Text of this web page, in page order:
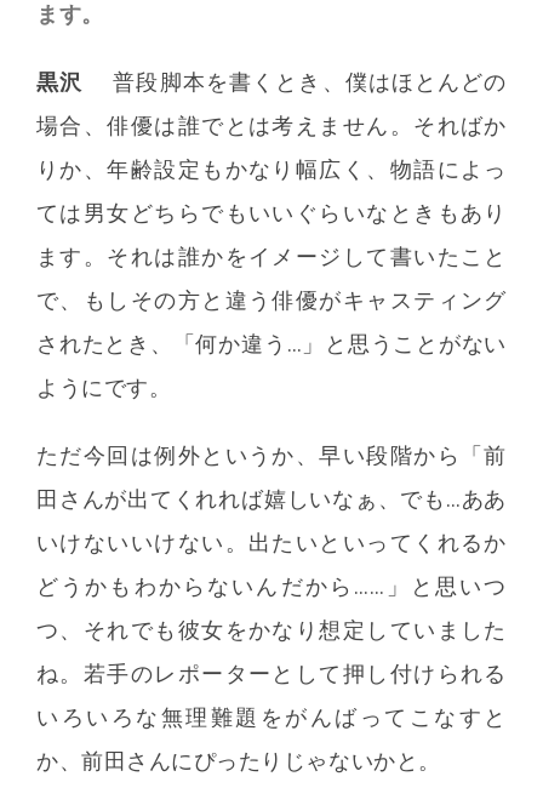
ます。
黒沢
普段脚本を書くとき、僕はほとんどの
場合、俳優は誰でとは考えません。そればか
りか、年齢設定もかなり幅広く、物語によっ
ては男女どちらでもいいぐらいなときもあり
ます。それは誰かをイメージして書いたこと
で、もしその方と違う俳優がキャスティング
されたとき、「何か違う…」と思うことがない
ようにです。
ただ今回は例外というか、早い段階から「前
田さんが出てくれれば嬉しいなぁ、でも…ああ
いけないいけない。出たいといってくれるか
どうかもわからないんだから……」と思いつ
つ、それでも彼女をかなり想定していました
ね。若手のレポーターとして押し付けられる
いろいろな無理難題をがんばってこなすと
か、前田さんにぴったりじゃないかと。